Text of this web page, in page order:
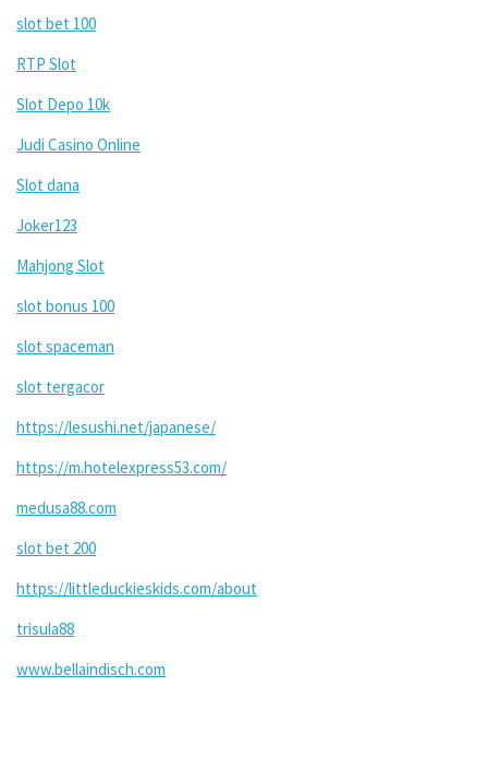
slot bet 100
RTP Slot
Slot Depo 10k
Judi Casino Online
Slot dana
Joker123
Mahjong Slot
slot bonus 100
slot spaceman
slot tergacor
https://lesushi.net/japanese/
https://m.hotelexpress53.com/
medusa88.com
slot bet 200
https://littleduckieskids.com/about
trisula88
www.bellaindisch.com